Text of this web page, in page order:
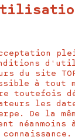
du site
à tout
les
De la